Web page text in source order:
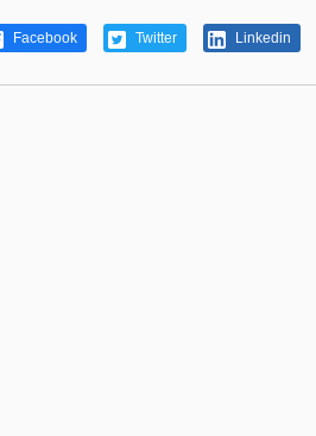
Facebook Twitter Linkedin